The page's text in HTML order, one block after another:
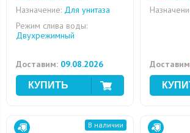
Назначение: Для унитаза
Режим слива воды:
Двухрежимный
Доставим: 09.08.2026
В наличии